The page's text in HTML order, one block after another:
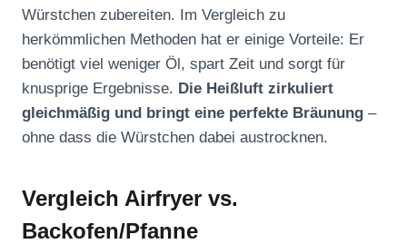
Würstchen zubereiten. Im Vergleich zu
herkömmlichen Methoden hat er einige Vorteile: Er
benötigt viel weniger Öl, spart Zeit und sorgt für
knusprige Ergebnisse. Die Heißluft zirkuliert
gleichmäßig und bringt eine perfekte Bräunung –
ohne dass die Würstchen dabei austrocknen.
Vergleich Airfryer vs.
Backofen/Pfanne